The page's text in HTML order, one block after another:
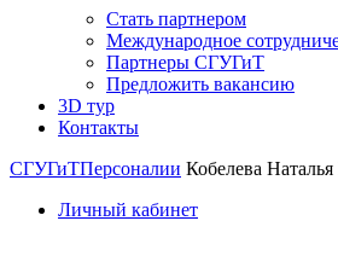
Стать партнером
Международное
Партнеры СГУГиТ
Предложить вакансию
3D тур
Контакты
СГУГиТПерсоналии Кобелева
Личный кабинет